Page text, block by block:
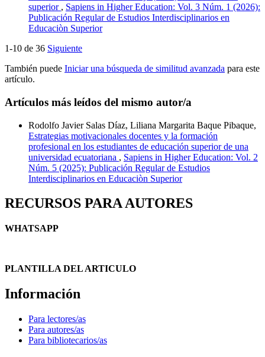
superior , Sapiens in Higher Education: Vol. 3 Núm. 1 (2026):
Publicación Regular de Estudios Interdisciplinarios en
Educaciòn Superior
1-10 de 36 Siguiente
También puede Iniciar una búsqueda de similitud avanzada para este
artículo.
Artículos más leídos del mismo autor/a
Rodolfo Javier Salas Díaz, Liliana Margarita Baque Pibaque,
Estrategias motivacionales docentes y la formación
profesional en los estudiantes de educación superior de una
universidad ecuatoriana , Sapiens in Higher Education: Vol. 2
Núm. 5 (2025): Publicación Regular de Estudios
Interdisciplinarios en Educaciòn Superior
RECURSOS PARA AUTORES
WHATSAPP
PLANTILLA DEL ARTICULO
Información
Para lectores/as
Para autores/as
Para bibliotecarios/as